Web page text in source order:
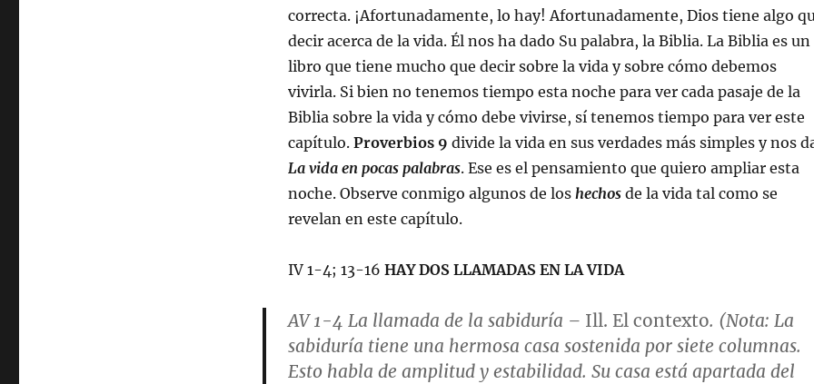
correcta. ¡Afortunadamente, lo hay! Afortunadamente, Dios tiene algo
decir acerca de la vida. Él nos ha dado Su palabra, la Biblia. La Biblia es un
libro que tiene mucho que decir sobre la vida y sobre cómo debemos
vivirla. Si bien no tenemos tiempo esta noche para ver cada pasaje de la
Biblia sobre la vida y cómo debe vivirse, sí tenemos tiempo para ver este
capítulo. Proverbios 9 divide la vida en sus verdades más simples y nos
La vida en pocas palabras. Ese es el pensamiento que quiero ampliar esta
noche. Observe conmigo algunos de los hechosde la vida tal como se
revelan en este capítulo.
IV 1-4; 13-16 HAY DOS LLAMADAS EN LA VIDA
AV 1-4 La llamada de la sabiduría – Ill. El contexto. (Nota: La
sabiduría tiene una hermosa casa sostenida por siete columnas.
Esto habla de amplitud y estabilidad. Su casa está apartada del